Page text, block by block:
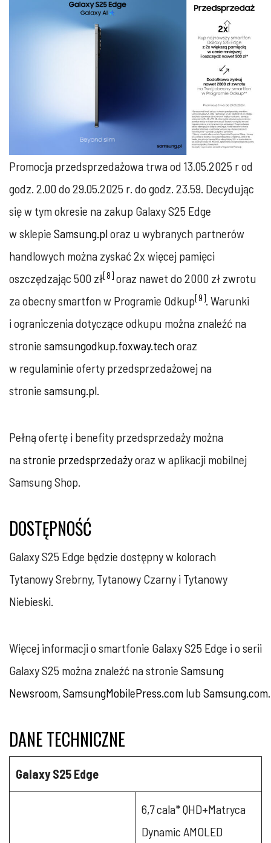
Promocja przedsprzedażowa trwa od 13.05.2025 r od
godz. 2.00 do 29.05.2025 r. do godz. 23.59. Decydując
się w tym okresie na zakup Galaxy S25 Edge
w sklepie Samsung.ploraz u wybranych partnerów
handlowych można zyskać 2x więcej pamięci
oszczędzając 500 zł[8] oraz nawet do 2000 zł zwrotu
za obecny smartfon w Programie Odkup[9]. Warunki
i ograniczenia dotyczące odkupu można znaleźć na
stronie samsungodkup.foxway.techoraz
w regulaminie oferty przedsprzedażowej na
stronie samsung.pl.
Pełną ofertę i benefity przedsprzedaży można
nastronie przedsprzedażyoraz w aplikacji mobilnej
Samsung Shop.
DOSTĘPNOŚĆ
Galaxy S25 Edge będzie dostępny w kolorach
Tytanowy Srebrny, Tytanowy Czarny i Tytanowy
Niebieski.
Więcej informacji o smartfonie Galaxy S25 Edge i o serii
Galaxy S25 można znaleźć na stronie Samsung
Newsroom, SamsungMobilePress.com lub Samsung.com.
DANE TECHNICZNE
Galaxy S25 Edge
6,7 cala* QHD+Matryca
Dynamic AMOLED